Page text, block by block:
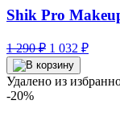
Shik Pro
1 290₽
цена
составляла
1
1 032 ₽
1
032 ₽.
Удалено из
-20%